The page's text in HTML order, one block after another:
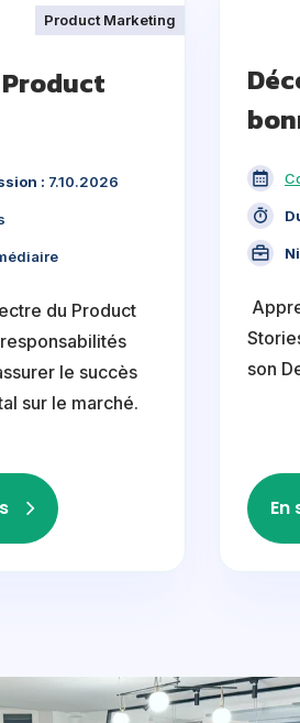
Product Marketing
: 7.10.2026
du Product
le succès
sur le marché.
son
En